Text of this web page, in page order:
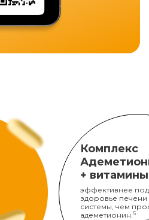
Комплекс
+
эффективнее
здоровье печени
системы, чем
адеметионин. 5